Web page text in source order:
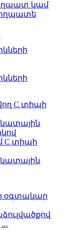
կամ
C տիպի